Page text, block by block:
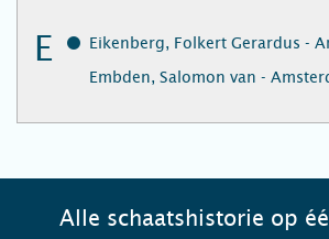
E
Eikenberg, Folkert Gerardus -
Embden, Salomon van -
Alle schaatshistorie op